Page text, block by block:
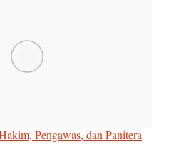
Pengawas, dan Panitera